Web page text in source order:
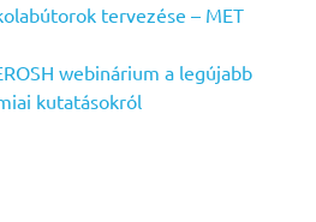
tervezése – MET
webinárium a legújabb
kutatásokról